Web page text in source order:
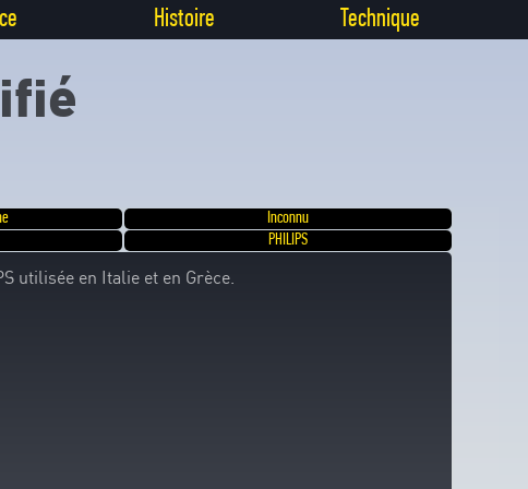
Histoire Technique
Inconnu
PHILIPS
utilisée en Italie et en Grèce.